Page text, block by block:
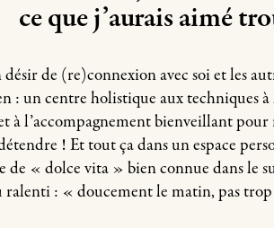
ce que j’aurais aimé
de (re)connexion avec soi et les
: un centre holistique aux techniques à
à l’accompagnement bienveillantpour
! Et tout ça dans un espace
de « dolce vita » bien connue dans le
ralenti : « doucement le matin, pas